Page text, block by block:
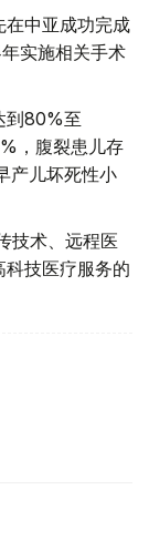
在中亚成功完成
实施相关手术
到80%至
，腹裂患儿存
产儿坏死性小
技术、远程医
技医疗服务的